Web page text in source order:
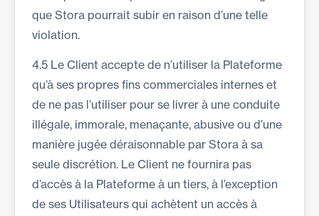
que Stora pourrait subir en raison d’une telle
violation.
4.5 Le Client accepte de n’utiliser la Plateforme
qu’à ses propres fins commerciales internes et
de ne pas l’utiliser pour se livrer à une conduite
illégale, immorale, menaçante, abusive ou d’une
manière jugée déraisonnable par Stora à sa
seule discrétion. Le Client ne fournira pas
d’accès à la Plateforme à un tiers, à l’exception
de ses Utilisateurs qui achètent un accès à